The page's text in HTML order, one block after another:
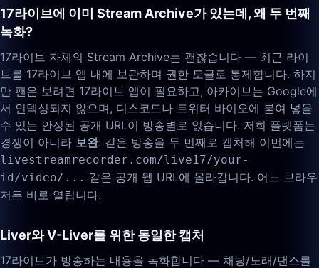
17라이브에 이미 Stream Archive가 있는데, 왜 두 번째
녹화?
17라이브 자체의 Stream Archive는 괜찮습니다 — 최근 라이
브를 17라이브 앱 내에 보관하며 권한 토글로 통제합니다. 하지
만 팬은 보려면 17라이브 앱이 필요하고, 아카이브는 Google에
서 인덱싱되지 않으며, 디스코드나 트위터 바이오에 붙여 넣을
수 있는 안정된 공개 URL이 방송별로 없습니다. 저희 플랫폼는
경쟁이 아니라 보완: 같은 방송을 두 번째로 캡처해 이번에는
livestreamrecorder.com/live17/your-
id/video/... 같은 공개 웹 URL에 올라갑니다. 어느 브라우
저든 바로 열립니다.
Liver와 V-Liver를 위한 동일한 캡처
17라이브가 방송하는 내용을 녹화합니다 — 채팅/노래/댄스를